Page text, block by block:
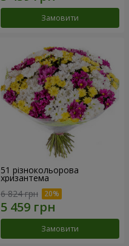
Замовити
51 різнокольорова
хризантема
6 824 грн
Замовити